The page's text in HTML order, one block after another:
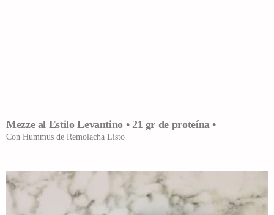
Mezze al Estilo Levantino • 21 gr de proteína •
Con Hummus de Remolacha Listo